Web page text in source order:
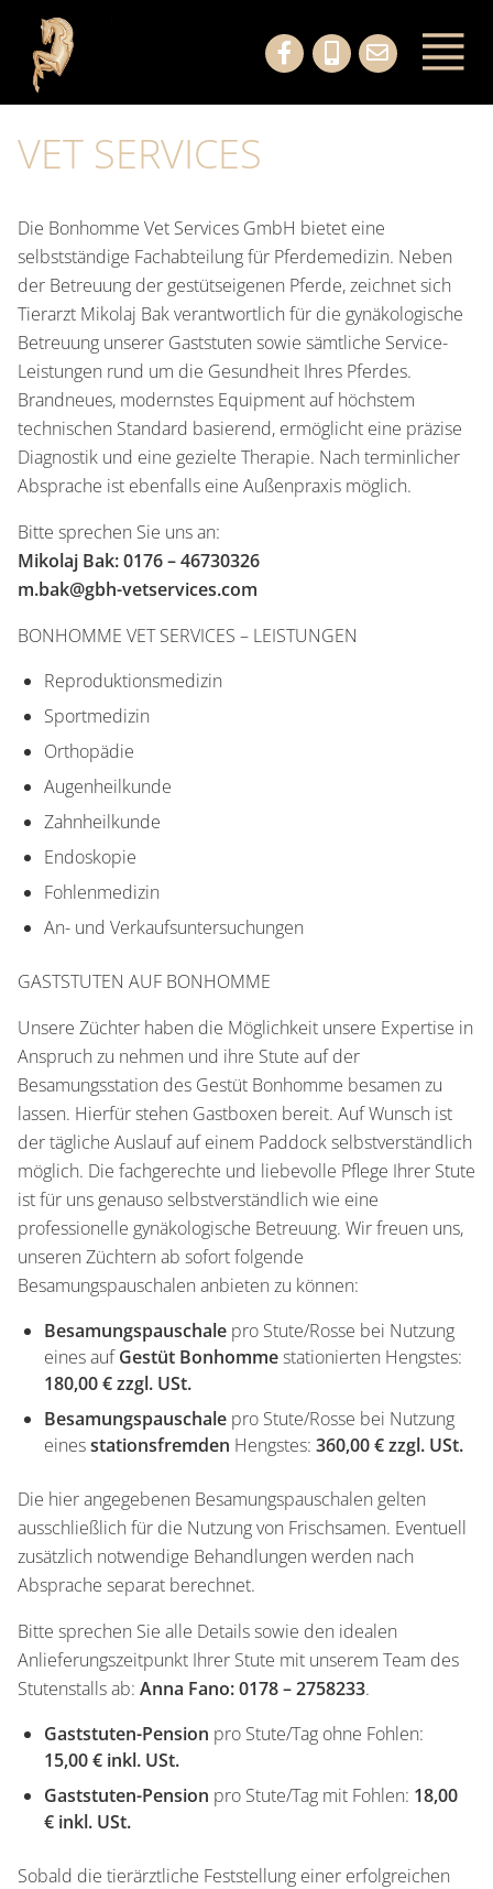
VET SERVICES
Die Bonhomme Vet Services GmbH bietet eine
selbstständige Fachabteilung für Pferdemedizin. Neben
der Betreuung der gestütseigenen Pferde, zeichnet sich
Tierarzt Mikolaj Bak verantwortlich für die gynäkologische
Betreuung unserer Gaststuten sowie sämtliche Service-
Leistungen rund um die Gesundheit Ihres Pferdes.
Brandneues, modernstes Equipment auf höchstem
technischen Standard basierend, ermöglicht eine präzise
Diagnostik und eine gezielte Therapie. Nach terminlicher
Absprache ist ebenfalls eine Außenpraxis möglich.
Bitte sprechen Sie uns an:
Mikolaj Bak: 0176 – 46730326
m.bak@gbh-vetservices.com
BONHOMME VET SERVICES – LEISTUNGEN
Reproduktionsmedizin
Sportmedizin
Orthopädie
Augenheilkunde
Zahnheilkunde
Endoskopie
Fohlenmedizin
An- und Verkaufsuntersuchungen
GASTSTUTEN AUF BONHOMME
Unsere Züchter haben die Möglichkeit unsere Expertise in
Anspruch zu nehmen und ihre Stute auf der
Besamungsstation des Gestüt Bonhomme besamen zu
lassen. Hierfür stehen Gastboxen bereit. Auf Wunsch ist
der tägliche Auslauf auf einem Paddock selbstverständlich
möglich. Die fachgerechte und liebevolle Pflege Ihrer Stute
ist für uns genauso selbstverständlich wie eine
professionelle gynäkologische Betreuung. Wir freuen uns,
unseren Züchtern ab sofort folgende
Besamungspauschalen anbieten zu können:
Besamungspauschale pro Stute/Rosse bei Nutzung
eines aufGestüt Bonhommestationierten Hengstes:
180,00 € zzgl. USt.
Besamungspauschale pro Stute/Rosse bei Nutzung
einesstationsfremden Hengstes: 360,00 € zzgl. USt.
Die hier angegebenen Besamungspauschalen gelten
ausschließlich für die Nutzung von Frischsamen. Eventuell
zusätzlich notwendige Behandlungen werden nach
Absprache separat berechnet.
Bitte sprechen Sie alle Details sowie den idealen
Anlieferungszeitpunkt Ihrer Stute mit unserem Team des
Stutenstalls ab: Anna Fano: 0178 – 2758233.
Gaststuten-Pension pro Stute/Tag ohne Fohlen:
15,00 € inkl. USt.
Gaststuten-Pension pro Stute/Tag mit Fohlen: 18,00
€ inkl. USt.
Sobald die tierärztliche Feststellung einer erfolgreichen